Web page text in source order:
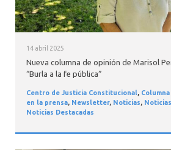
14 abril 2025
Nueva columna de opinión de Marisol
“Burla a la fe pública”
Centro de Justicia Constitucional,
en la prensa, Newsletter, Noticias, Noticias
Noticias Destacadas